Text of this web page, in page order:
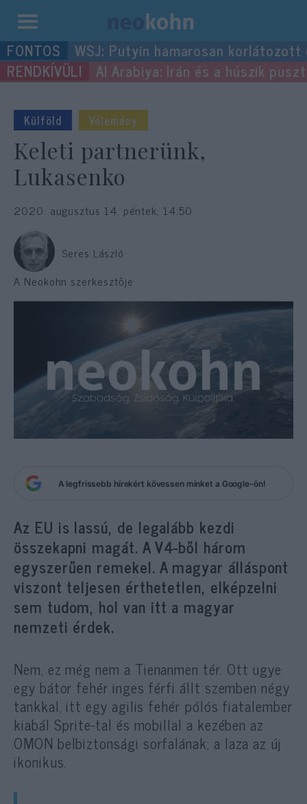
Kilépés
a
tartalomba
WSJ: Putyin hamarosan
Al Arabiya: Irán és a húszik
Külföld Vélemény
Keleti partnerünk,
Lukasenko
2020. augusztus 14. péntek, 14:50
Seres László
A Neokohn szerkesztője
A legfrissebb hírekért kövessen minket a Google-ön!
Az EU is lassú, de legalább kezdi
összekapni magát. A V4-ből három
egyszerűen remekel. A magyar álláspont
viszont teljesen érthetetlen, elképzelni
sem tudom, hol van itt a magyar
nemzeti érdek.
Nem, ez még nem a Tienanmen tér. Ott ugye
egy bátor fehér inges férfi állt szemben négy
tankkal, itt egy agilis fehér pólós fiatalember
kiabál Sprite-tal és mobillal a kezében az
OMON belbiztonsági sorfalának; a laza az új
ikonikus.